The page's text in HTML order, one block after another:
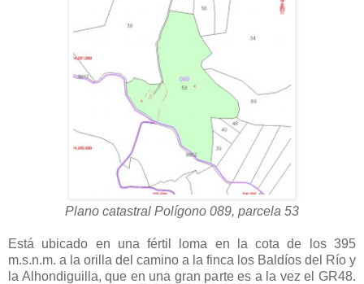
Plano catastral Polígono 089, parcela 53
Está ubicado en una fértil loma en la cota de los 395
m.s.n.m. a la orilla del camino a la finca los Baldíos del Río y
la Alhondiguilla, que en una gran parte es a la vez el GR48.